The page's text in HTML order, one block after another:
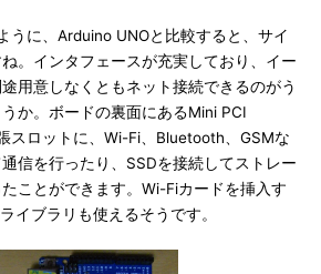
うに、Arduino UNOと比較すると、サイ
。インタフェースが充実しており、イー
用意しなくともネット接続できるのがう
か。ボードの裏面にあるMini PCI
スロットに、Wi-Fi、Bluetooth、GSMな
信を行ったり、SSDを接続してストレー
ことができます。Wi-Fiカードを挿入す
イブラリも使えるそうです。